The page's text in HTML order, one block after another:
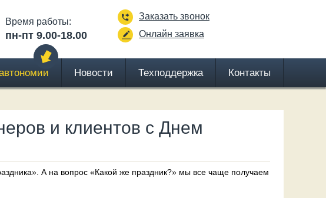
Время работы:
пн-пт 9.00-18.00
Заказать звонок
Онлайн заявка
Новости Техподдержка Контакты
и клиентов с Днем
А на вопрос «Какой же праздник?» мы все чаще получаем